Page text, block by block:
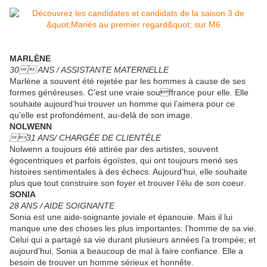
MARLÈNE
30 ANS / ASSISTANTE MATERNELLE
Marlène a souvent été rejetée par les hommes à cause de ses
formes généreuses. C’est une vraie souffrance pour elle. Elle
souhaite aujourd’hui trouver un homme qui l’aimera pour ce
qu’elle est profondément, au-delà de son image.
NOLWENN
31 ANS/ CHARGÉE DE CLIENTÈLE
Nolwenn a toujours été attirée par des artistes, souvent
égocentriques et parfois égoïstes, qui ont toujours mené ses
histoires sentimentales à des échecs. Aujourd’hui, elle souhaite
plus que tout construire son foyer et trouver l’élu de son coeur.
SONIA
28 ANS / AIDE SOIGNANTE
Sonia est une aide-soignante joviale et épanouie. Mais il lui
manque une des choses les plus importantes: l’homme de sa vie.
Celui qui a partagé sa vie durant plusieurs années l’a trompée; et
aujourd’hui, Sonia a beaucoup de mal à faire confiance. Elle a
besoin de trouver un homme sérieux et honnête.